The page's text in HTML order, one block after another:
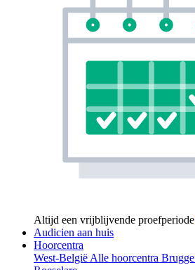
Altijd een vrijblijvende proefperiode
Audicien aan huis
Hoorcentra
West-België Alle hoorcentra Brugge